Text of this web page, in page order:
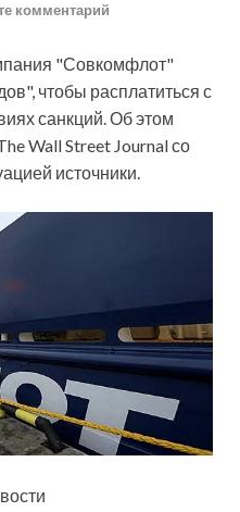
комментарий
"Совкомфлот"
чтобы расплатиться с
санкций. Об этом
Wall Street Journal со
источники.